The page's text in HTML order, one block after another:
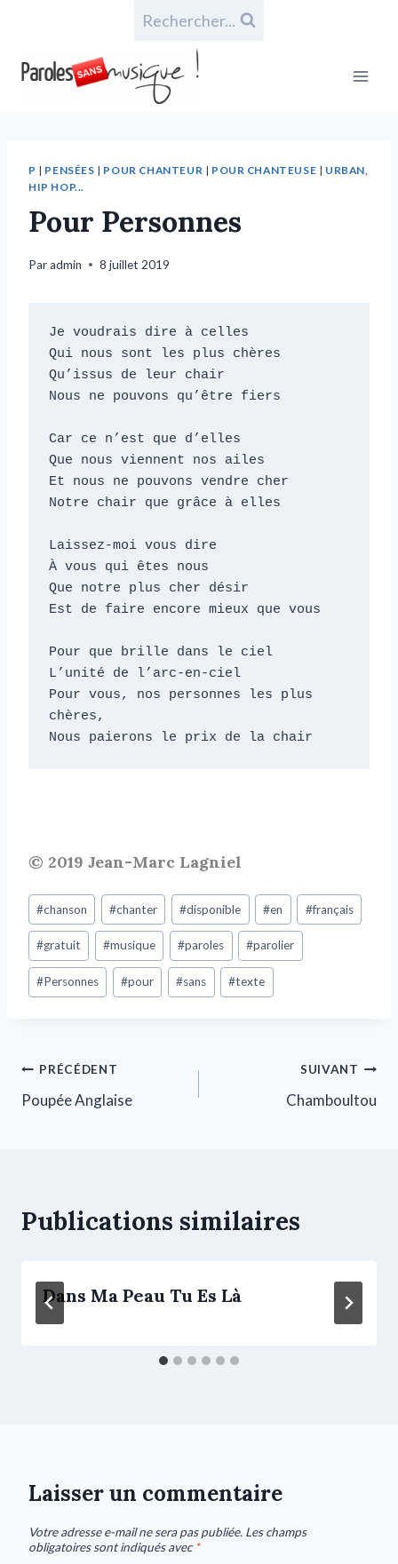
Rechercher...
P | PENSÉES | POUR CHANTEUR | POUR CHANTEUSE | URBAN,
HIP HOP...
Pour Personnes
Paradmin 8 juillet 2019
Je voudrais dire à celles
Qui nous sont les plus chères
Qu’issus de leur chair
Nous ne pouvons qu’être fiers
Car ce n’est que d’elles
Que nous viennent nos ailes
Et nous ne pouvons vendre cher
Notre chair que grâce à elles
Laissez-moi vous dire
À vous qui êtes nous
Que notre plus cher désir
Est de faire encore mieux que vous
Pour que brille dans le ciel
L’unité de l’arc-en-ciel
Pour vous, nos personnes les plus
chères,
Nous paierons le prix de la chair
© 2019 Jean-Marc Lagniel
#chanson #chanter #disponible #en #français
#gratuit #musique #paroles #parolier
#Personnes #pour #sans #texte
PRÉCÉDENT
Poupée Anglaise
SUIVANT
Chamboultou
Publications similaires
Dans Ma Peau Tu Es Là
Laisser un commentaire
Votre adresse e-mail ne sera pas publiée. Les champs
obligatoires sont indiqués avec*